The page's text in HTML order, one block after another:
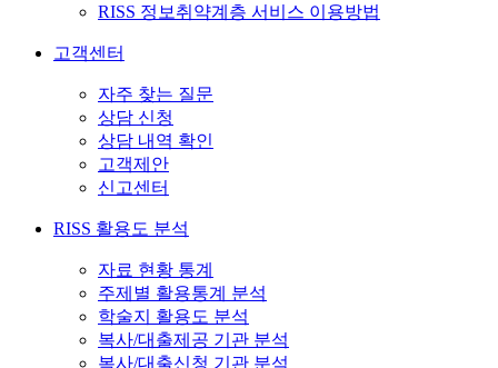
RISS 정보취약계층 서비스 이용방법
고객센터
자주 찾는 질문
상담 신청
상담 내역 확인
고객제안
신고센터
RISS 활용도 분석
자료 현황 통계
주제별 활용통계 분석
학술지 활용도 분석
복사/대출제공 기관 분석
복사/대출신청 기관 분석